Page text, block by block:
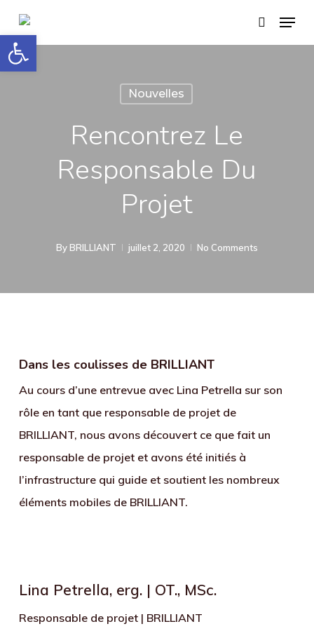
Open toolbar
Skip
to
main
search
Menu
Nouvelles
Rencontrez Le
Responsable Du
Projet
By BRILLIANT juillet 2, 2020 No Comments
Dans les coulisses de BRILLIANT
Au cours d’une entrevue avec Lina Petrella sur son
rôle en tant que responsable de projet de
BRILLIANT, nous avons découvert ce que fait un
responsable de projet et avons été initiés à
l’infrastructure qui guide et soutient les nombreux
éléments mobiles de BRILLIANT.
Lina Petrella, erg. | OT., MSc.
Responsable de projet | BRILLIANT